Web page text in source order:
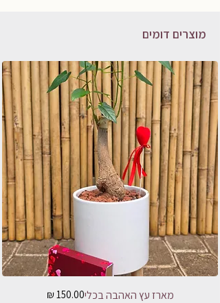
מוצרים דומים
מארז עץ האהבה בכלימחיר